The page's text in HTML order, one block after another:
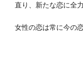
直り、新たな恋に全
女性の恋は常に今の